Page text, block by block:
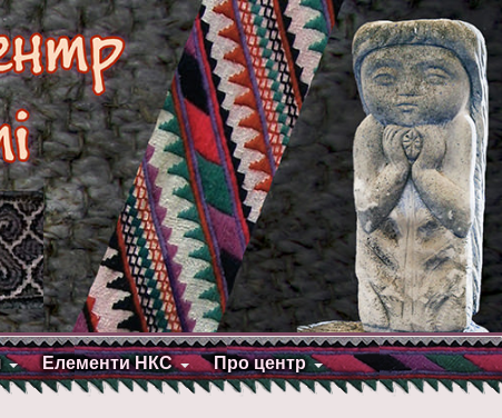
Елементи НКС Про центр